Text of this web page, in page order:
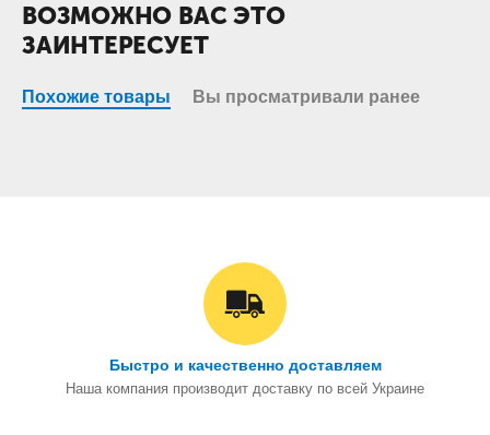
ВОЗМОЖНО ВАС ЭТО
ЗАИНТЕРЕСУЕТ
Похожие товары Вы просматривали ранее
Быстро и качественно доставляем
Наша компания производит доставку по всей Украине